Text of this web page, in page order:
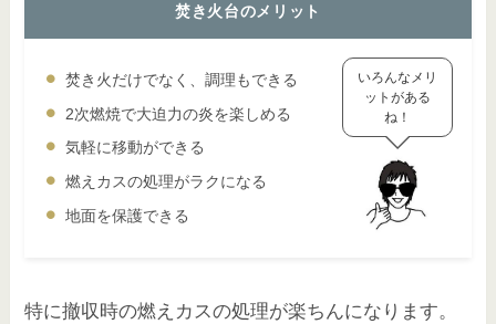
焚き火台のメリット
焚き火だけでなく、調理もできる
2次燃焼で大迫力の炎を楽しめる
気軽に移動ができる
燃えカスの処理がラクになる
地面を保護できる
いろんなメリ
ットがある
ね！
特に撤収時の燃えカスの処理が楽ちんになります。